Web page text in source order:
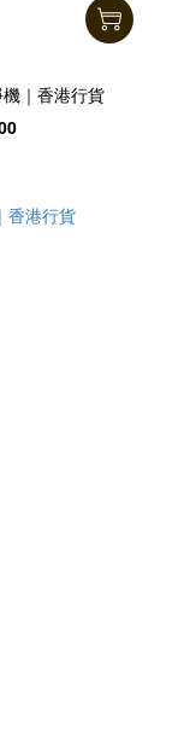
｜香港行貨